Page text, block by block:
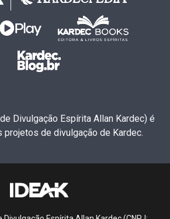
Divulgação Espírita Allan Kardec) é
projetos de divulgação de Kardec.